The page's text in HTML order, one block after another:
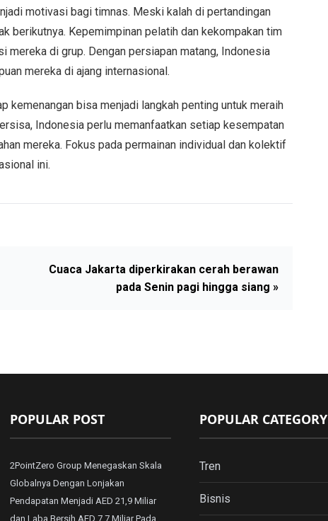
motivasi bagi timnas. Meski kalah di pertandingan
berikutnya. Kepemimpinan pelatih dan kekompakan tim
mereka di grup. Dengan persiapan matang, Indonesia
mereka di ajang internasional.
kemenangan bisa menjadi langkah penting untuk meraih
Indonesia perlu memanfaatkan setiap kesempatan
mereka. Fokus pada permainan individual dan kolektif
ini.
Cuaca Jakarta diperkirakan cerah berawan
pada Senin pagi hingga siang »
POPULAR POST
2PointZero Group Menegaskan Skala
Globalnya Dengan Lonjakan
Pendapatan Menjadi AED 21,9 Miliar
dan Laba Bersih AED 7,7 Miliar Pada
POPULAR CATEGORY
Tren
Bisnis